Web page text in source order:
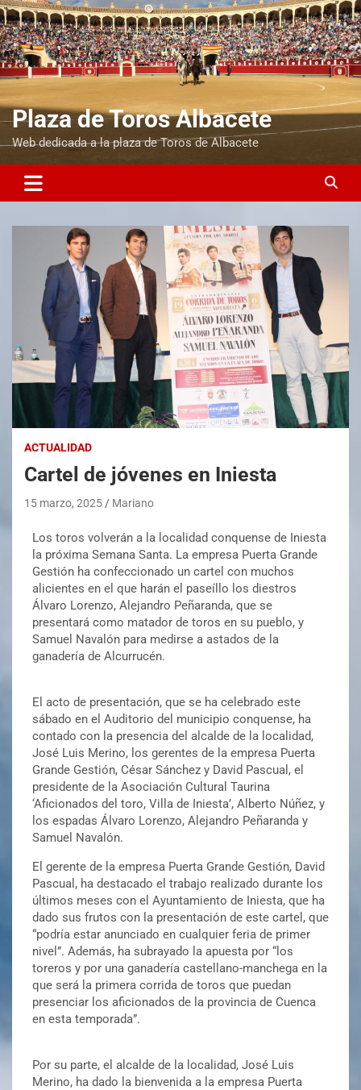
Plaza de Toros Albacete
Web dedicada a la plaza de Toros de Albacete
ACTUALIDAD
Cartel de jóvenes en Iniesta
15 marzo, 2025 Mariano
Los toros volverán a la localidad conquense de Iniesta
la próxima Semana Santa. La empresa Puerta Grande
Gestión ha confeccionado un cartel con muchos
alicientes en el que harán el paseíllo los diestros
Álvaro Lorenzo, Alejandro Peñaranda, que se
presentará como matador de toros en su pueblo, y
Samuel Navalón para medirse a astados de la
ganadería de Alcurrucén.
El acto de presentación, que se ha celebrado este
sábado en el Auditorio del municipio conquense, ha
contado con la presencia del alcalde de la localidad,
José Luis Merino, los gerentes de la empresa Puerta
Grande Gestión, César Sánchez y David Pascual, el
presidente de la Asociación Cultural Taurina
‘Aficionados del toro, Villa de Iniesta’, Alberto Núñez, y
los espadas Álvaro Lorenzo, Alejandro Peñaranda y
Samuel Navalón.
El gerente de la empresa Puerta Grande Gestión, David
Pascual, ha destacado el trabajo realizado durante los
últimos meses con el Ayuntamiento de Iniesta, que ha
dado sus frutos con la presentación de este cartel, que
“podría estar anunciado en cualquier feria de primer
nivel”. Además, ha subrayado la apuesta por “los
toreros y por una ganadería castellano-manchega en la
que será la primera corrida de toros que puedan
presenciar los aficionados de la provincia de Cuenca
en esta temporada”.
Por su parte, el alcalde de la localidad, José Luis
Merino, ha dado la bienvenida a la empresa Puerta